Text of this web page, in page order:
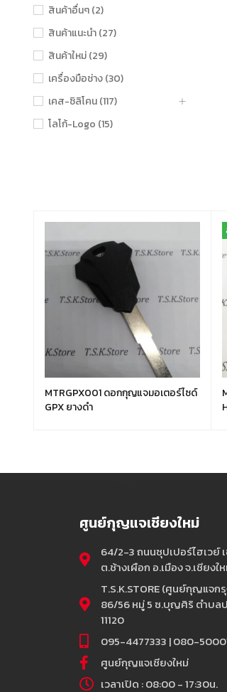
สินค้าอื่นๆ (2)
สินค้าแนะนำ (27)
สินค้าใหม่ (29)
เครื่องมือช่าง (30)
เคส-ซิลิโคน (117)
โลโก้-Logo (15)
MTRGPX001 ดอกกุญแจมอเตอร์ไซด์
GPX ยางดำ
ศูนย์กุญแจเชียงใหม่
64/2-3 ถนนซุปเปอร์ไฮเวย์
ต.ช้างเผือก อ.เมือง จ.เชียง
T.S.K.STORE (ศูนย์กุญแจก
86/56 หมู่ 5 ซ.บุญศิริ ตำบล
11120
095-4477333 | 080-
ศูนย์กุญแจเชียงใหม่
เวลาเปิด : 08:00 - 17:30น.